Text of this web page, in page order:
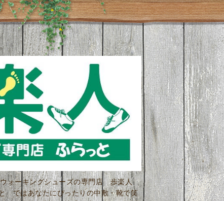
ォーキングシューズの専門店 歩楽人
ではあなたにぴったりの中敷・靴で笑